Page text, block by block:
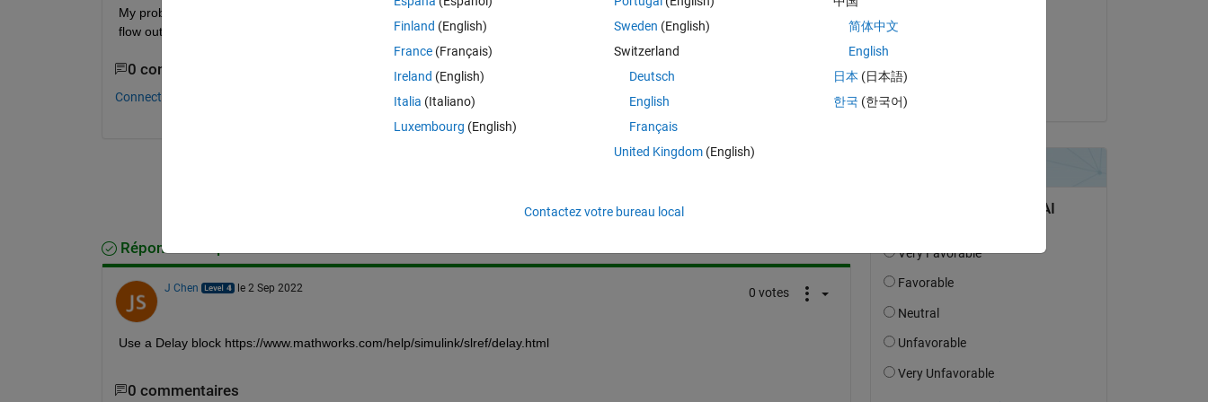
My problem is I want to achieve a convergence (the flow in = flow out), and I want to know how I can loop the result at the
flow out to the flow in till they both have the same flow.
0 commentaires
Connectez-vous pour commenter.
Partager Connectez-vous pour suivre l’activité
Réponse acceptée
J Chen le 2 Sep 2022 0 votes
Use a Delay block https://www.mathworks.com/help/simulink/slref/delay.html
0 commentaires
le 2 Sep 2022
Acceptée :
Finland (English)
France (Français)
Ireland (English)
Italia (Italiano)
Luxembourg (English)
Sweden (English)
Switzerland
Deutsch
English
Français
United Kingdom(English)
简体中文
English
日本 (日本語)
한국 (한국어)
Contactez votre bureau local